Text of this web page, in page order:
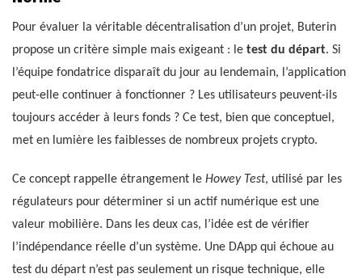
Pour évaluer la véritable décentralisation d’un projet, Buterin
propose un critère simple mais exigeant : le test du départ. Si
l’équipe fondatrice disparaît du jour au lendemain, l’application
peut-elle continuer à fonctionner ? Les utilisateurs peuvent-ils
toujours accéder à leurs fonds ? Ce test, bien que conceptuel,
met en lumière les faiblesses de nombreux projets crypto.
Ce concept rappelle étrangement le Howey Test, utilisé par les
régulateurs pour déterminer si un actif numérique est une
valeur mobilière. Dans les deux cas, l’idée est de vérifier
l’indépendance réelle d’un système. Une DApp qui échoue au
test du départ n’est pas seulement un risque technique, elle